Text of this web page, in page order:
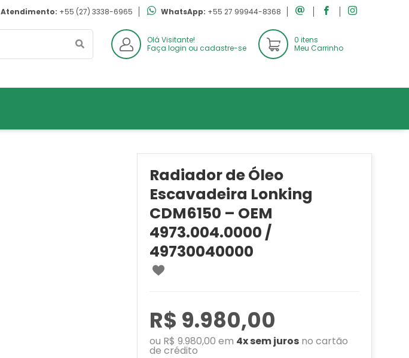
Atendimento: +55 (27) 3338-6965 WhatsApp: +55 27 99944-8368
Olá Visitante!
Faça login ou cadastre-se
0 itens
Meu Carrinho
Radiador de Óleo
Escavadeira Lonking
CDM6150 – OEM
4973.004.0000 /
49730040000
R$ 9.980,00
ou R$ 9.980,00 em 4x sem jurosno cartão
de crédito